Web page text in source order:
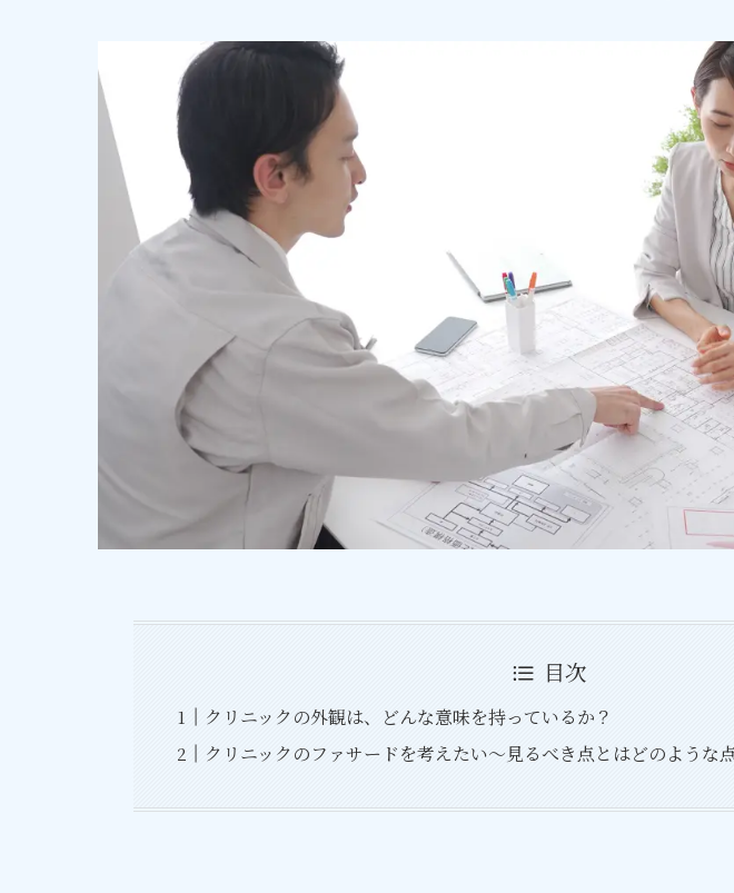
目次
クリニックの外観は、どんな意味を持っているか？
クリニックのファサードを考えたい～見るべき点とはどのような